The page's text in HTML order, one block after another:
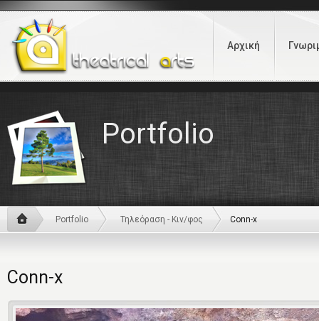
Αρχική
Portfolio
Portfolio Τηλεόραση - Κιν/φος Conn-x
Conn-x